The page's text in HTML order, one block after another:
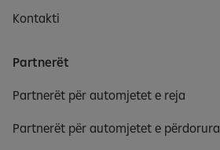
Kontakti
Partnerët
Partnerët për automjetet e reja
Partnerët për automjetet e përdorura